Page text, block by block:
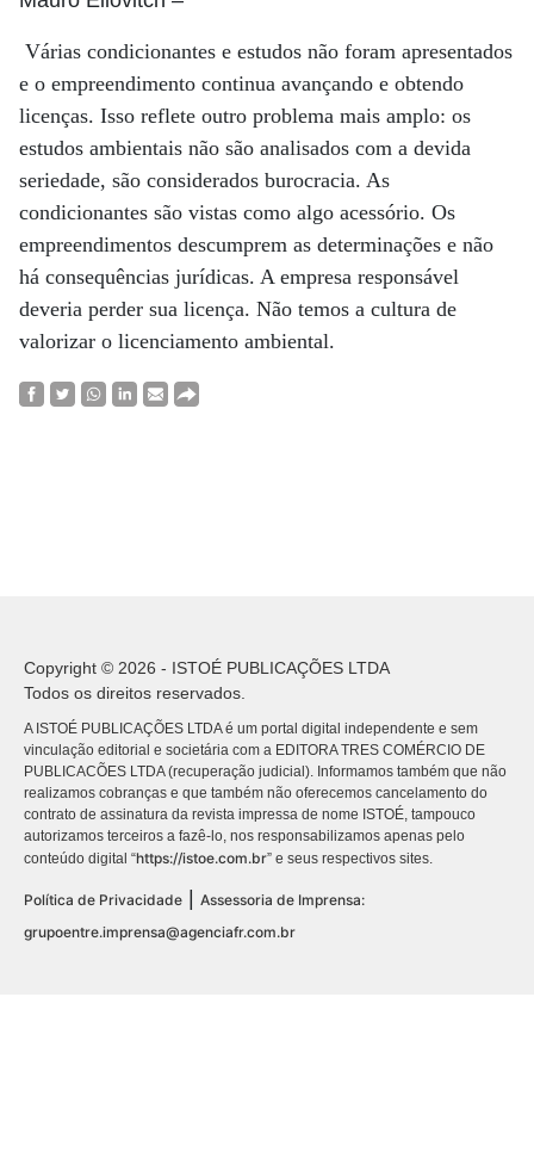
Várias condicionantes e estudos não foram apresentados
e o empreendimento continua avançando e obtendo
licenças. Isso reflete outro problema mais amplo: os
estudos ambientais não são analisados com a devida
seriedade, são considerados burocracia. As
condicionantes são vistas como algo acessório. Os
empreendimentos descumprem as determinações e não
há consequên­cias jurídicas. A empresa responsável
deveria perder sua licença. Não temos a cultura de
valorizar o licenciamento ambiental.
Copyright © 2026 - ISTOÉ PUBLICAÇÕES LTDA
Todos os direitos reservados.
A ISTOÉ PUBLICAÇÕES LTDA é um portal digital independente e sem
vinculação editorial e societária com a EDITORA TRES COMÉRCIO DE
PUBLICACÕES LTDA (recuperação judicial). Informamos também que não
realizamos cobranças e que também não oferecemos cancelamento do
contrato de assinatura da revista impressa de nome ISTOÉ, tampouco
autorizamos terceiros a fazê-lo, nos responsabilizamos apenas pelo
conteúdo digital “https://istoe.com.br” e seus respectivos sites.
Política de Privacidade
Assessoria de Imprensa:
grupoentre.imprensa@agenciafr.com.br